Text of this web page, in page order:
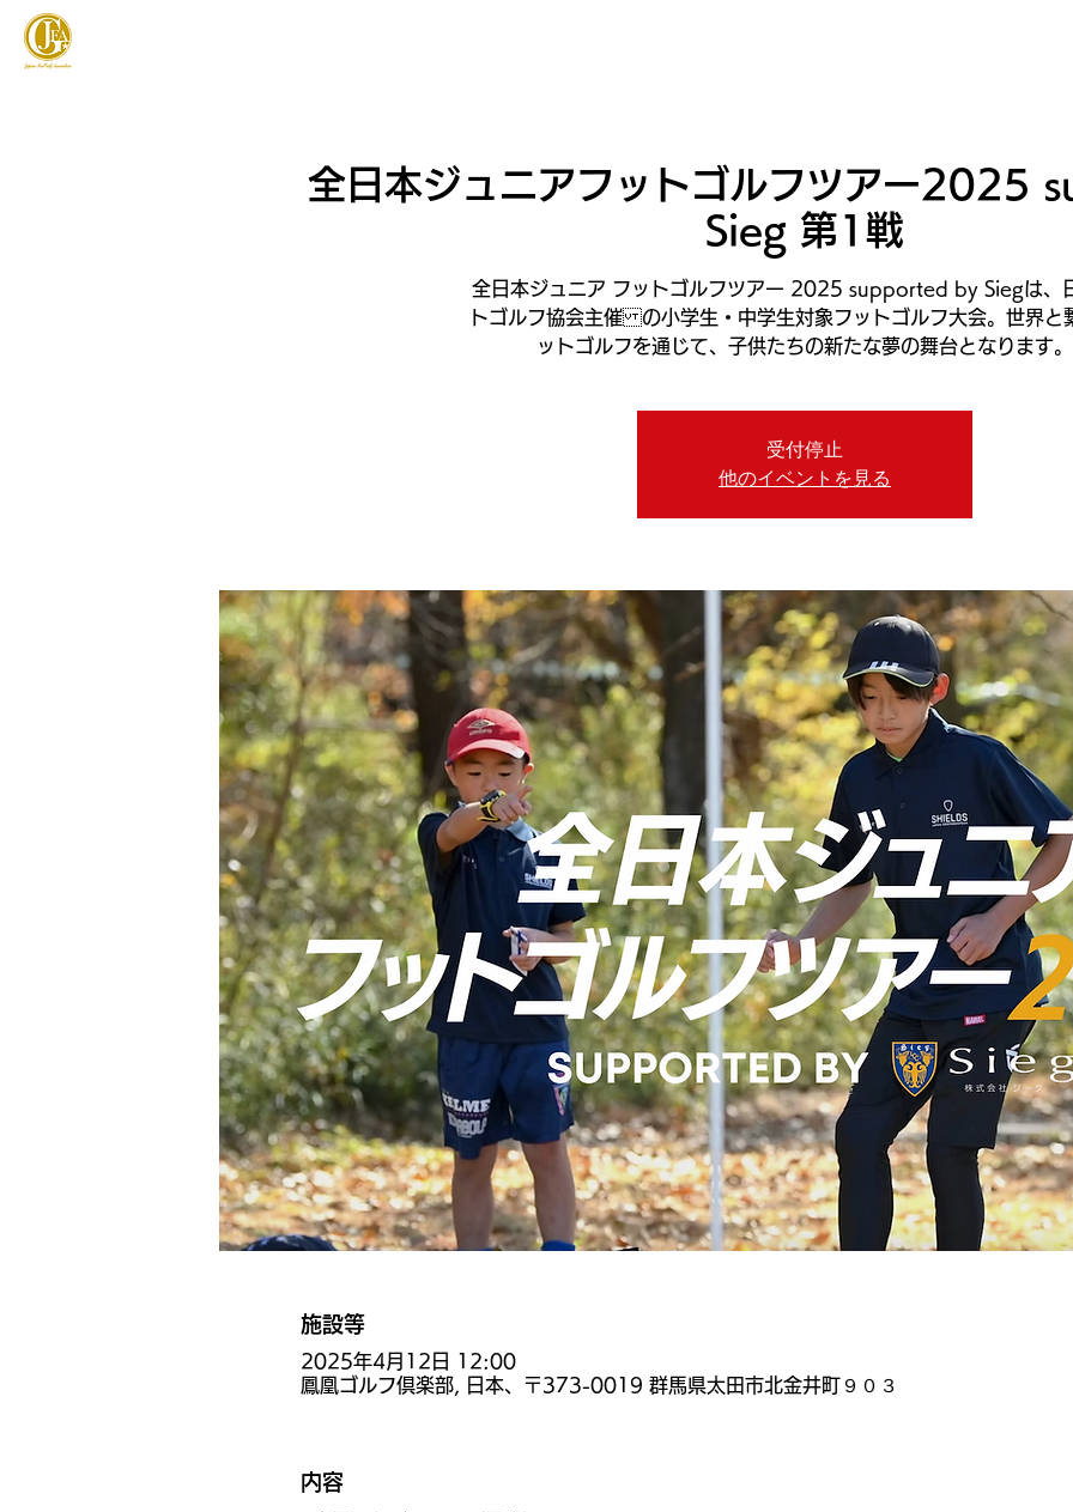
全日本ジュニアフットゴルフツアー2025
Sieg 第1戦
全日本ジュニア フットゴルフツアー 2025 supported by Siegは、
トゴルフ協会主催 の小学生・中学生対象フットゴルフ大会。世界と
ットゴルフを通じて、子供たちの新たな夢の舞台となります。
受付停止
他のイベントを見る
施設等
2025年4月12日 12:00
鳳凰ゴルフ倶楽部, 日本、〒373-0019 群馬県太田市北金井町９０３
内容